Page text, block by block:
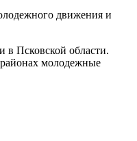
движения и
в Псковской области.
районах молодежные